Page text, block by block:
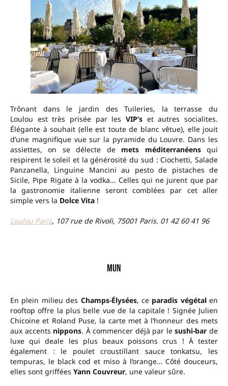
Trônant dans le jardin des Tuileries, la terrasse du
Loulou est très prisée par lesVIP’s et autres socialites.
Élégante à souhait (elle est toute de blanc vêtue), elle jouit
d’une magnifique vue sur la pyramide du Louvre. Dans les
assiettes, on se délecte de mets méditerranéensqui
respirent le soleil et la générosité du sud : Ciochetti, Salade
Panzanella, Linguine Mancini au pesto de pistaches de
Sicile, Pipe Rigate à la vodka… Celles qui ne jurent que par
la gastronomie italienne seront comblées par cet aller
simple vers la Dolce Vita !
Loulou Paris, 107 rue de Rivoli, 75001 Paris. 01 42 60 41 96
Mun
En plein milieu des Champs-Élysées, ce paradis végétalen
rooftop offre la plus belle vue de la capitale ! Signée Julien
Chicoine et Roland Puse, la carte met à l’honneur des mets
aux accents nippons. À commencer déjà par lesushi-barde
luxe qui deale les plus beaux poissons crus ! À tester
également : le poulet croustillant sauce tonkatsu, les
tempuras, le black cod et miso à l’orange… Côté douceurs,
elles sont griffées Yann Couvreur, une valeur sûre.